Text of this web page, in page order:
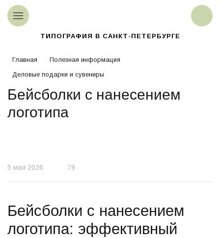
ТИПОГРАФИЯ В САНКТ-ПЕТЕРБУРГЕ
Главная
Полезная информация
Деловые подарки и сувениры
Бейсболки с нанесением
логотипа
5 мая 2026 79
Бейсболки с нанесением
логотипа: эффективный